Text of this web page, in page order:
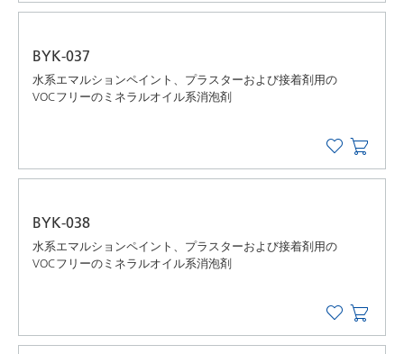
BYK-037
水系エマルションペイント、プラスターおよび接着剤用の
VOCフリーのミネラルオイル系消泡剤
BYK-038
水系エマルションペイント、プラスターおよび接着剤用の
VOCフリーのミネラルオイル系消泡剤